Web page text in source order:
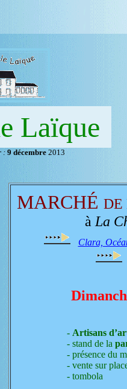
Laïque
: 9 décembre2013
MARCHÉ DE
à La
Clara,
- Artisans
- stand de la
- présence du
- vente sur
- tombola